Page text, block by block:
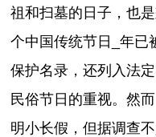
祖和扫墓的日子，也
个中国传统节日_年已
保护名录，还列入法
民俗节日的重视。然
明小长假，但据调查